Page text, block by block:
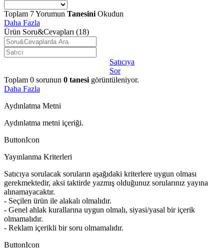
Toplam 7Yorumun Tanesini Okudun
Daha Fazla
Ürün Soru&Cevapları (18)
Satıcıya
Sor
Toplam 0 sorunun 0 tanesi görüntüleniyor.
Daha Fazla
Aydınlatma Metni
Aydınlatma metni içeriği.
ButtonIcon
Yayınlanma Kriterleri
Satıcıya sorulacak soruların aşağıdaki kriterlere uygun olması
gerekmektedir, aksi taktirde yazmış olduğunuz sorularınız yayına
alınamayacaktır.
- Seçilen ürün ile alakalı olmalıdır.
- Genel ahlak kurallarına uygun olmalı, siyasi/yasal bir içerik
olmamalıdır.
- Reklam içerikli bir soru olmamalıdır.
ButtonIcon